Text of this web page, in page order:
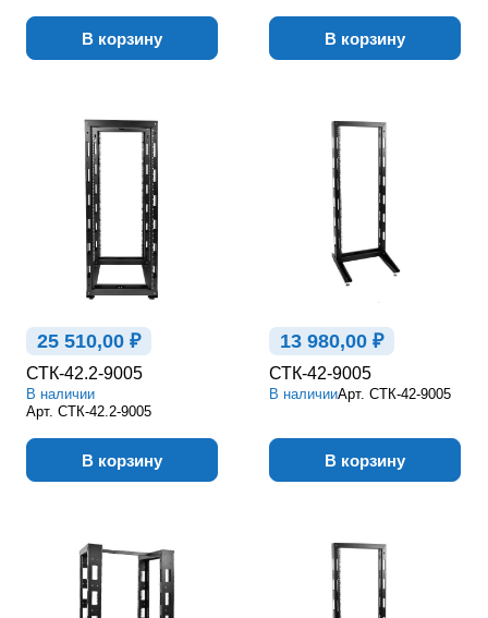
В корзину В корзину
25 510,00 ₽
СТК-42.2-9005
В наличии
Арт. СТК-42.2-9005
В корзину
13 980,00 ₽
СТК-42-9005
В наличииАрт. СТК-42-9005
В корзину